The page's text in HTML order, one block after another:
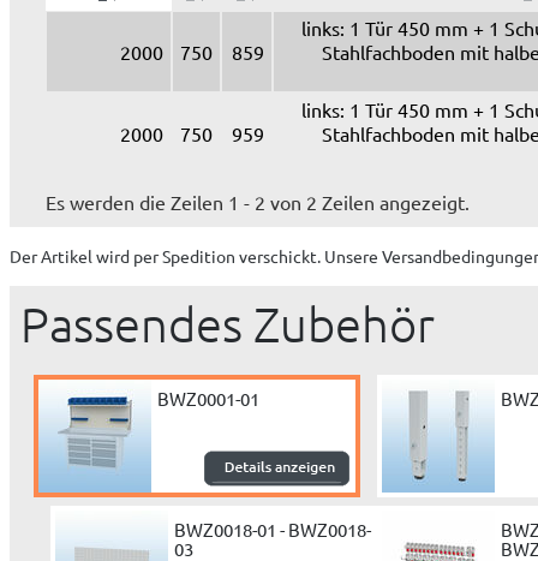
2000 750 859
links: 1 Tür 450 mm + 1
Stahlfachboden mit
2000 750 959
links: 1 Tür 450 mm + 1
Stahlfachboden mit
Es werden die Zeilen 1 - 2 von 2 Zeilen angezeigt.
Der Artikel wird per Spedition verschickt. Unsere
Passendes Zubehör
BWZ0001-01
BWZ0018-01 - BWZ0018-
03